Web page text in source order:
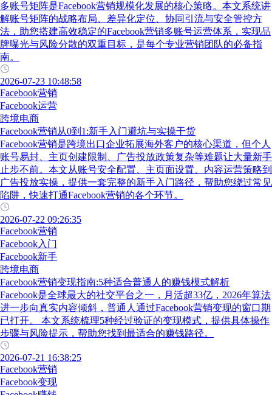
多账号矩阵是Facebook营销规模化发展的核心策略。本文系统讲
解账号矩阵的战略布局、差异化定位、协同引流与安全管控方
法，助您搭建高效稳定的Facebook营销多账号运营体系，实现品
牌曝光与风险分散的双重目标，是每个专业营销团队的必备指
南。
2026-07-23 10:48:58
Facebook营销
Facebook运营
跨境电商
Facebook营销从0到1:新手入门避坑与实操干货
Facebook营销是跨境出口企业拓展海外客户的核心渠道，但个人
账号易封、主页创建限制、广告投放政策复杂等难题让大量新手
止步不前。本文从账号安全配置、主页面设置、内容运营策略到
广告投放实操，提供一套完整的新手入门路径，帮助您绕过常见
陷阱，快速打通Facebook营销的各个环节。
2026-07-22 09:26:35
Facebook营销
Facebook入门
Facebook新手
跨境电商
Facebook营销变现指南:5种适合普通人的赚钱模式解析
Facebook是全球最大的社交平台之一，月活超33亿，2026年算法
进一步向真实内容倾斜，普通人通过Facebook营销变现的窗口期
已打开。 本文系统梳理5种经过验证的变现模式，提供具体操作
步骤与风险提示，帮助您找到最适合的赚钱路径。
2026-07-21 16:38:25
Facebook营销
Facebook变现